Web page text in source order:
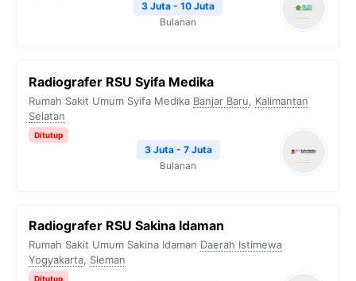
3 Juta - 10 Juta
Bulanan
Radiografer RSU Syifa Medika
Rumah Sakit Umum Syifa Medika Banjar Baru, Kalimantan
Selatan
Ditutup
3 Juta - 7 Juta
Bulanan
Radiografer RSU Sakina Idaman
Rumah Sakit Umum Sakina Idaman Daerah Istimewa
Yogyakarta, Sleman
Ditutup